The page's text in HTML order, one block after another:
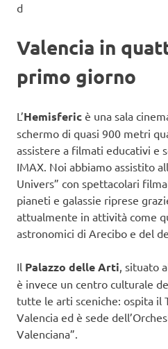
d
Valencia in
primo giorno
L’Hemisferic è una sala
schermo di quasi 900 metri
assistere a filmati educativi e
IMAX. Noi abbiamo assistito
Univers” con spettacolari
pianeti e galassie riprese
attualmente in attività come
astronomici di Arecibo e del
Il Palazzo delle Arti, situato
è invece un centro culturale
tutte le arti sceniche: ospita il
Valencia ed è sede
Valenciana”.